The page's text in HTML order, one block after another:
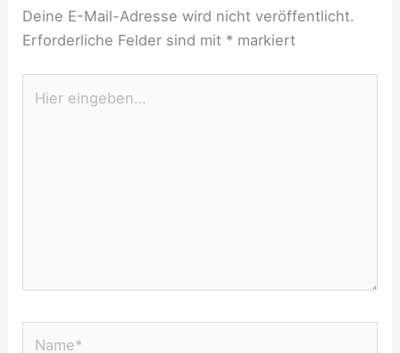
Deine E-Mail-Adresse wird nicht veröffentlicht.
Erforderliche Felder sind mit * markiert
eingeben…